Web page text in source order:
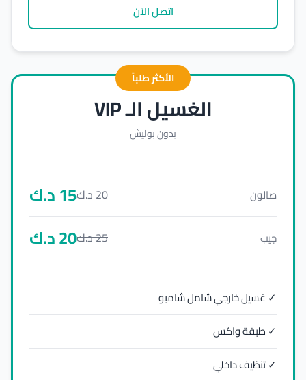
اتصل الآن
الأكثر طلباً
الغسيل الـ VIP
بدون بوليش
صالون 20د.ك15د.ك
جيب 25د.ك20د.ك
✓ غسيل خارجي شامل شامبو
✓ طبقة واكس
✓ تنظيف داخلي